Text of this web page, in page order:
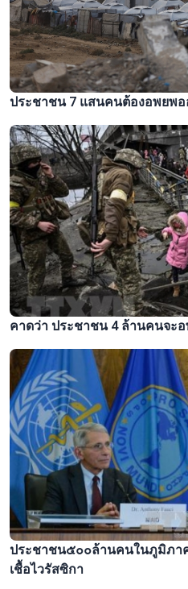
ประชาชน 7 แสนคนต้องอพยพอ
คาดว่า ประชาชน 4 ล้านคนจะ
ประชาชน๕๐๐ล้านคนในภูมิภา
เชื้อไวรัสซิกา